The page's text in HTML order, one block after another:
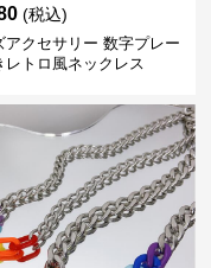
(税込)
アクセサリー 数字プレー
レトロ風ネックレス